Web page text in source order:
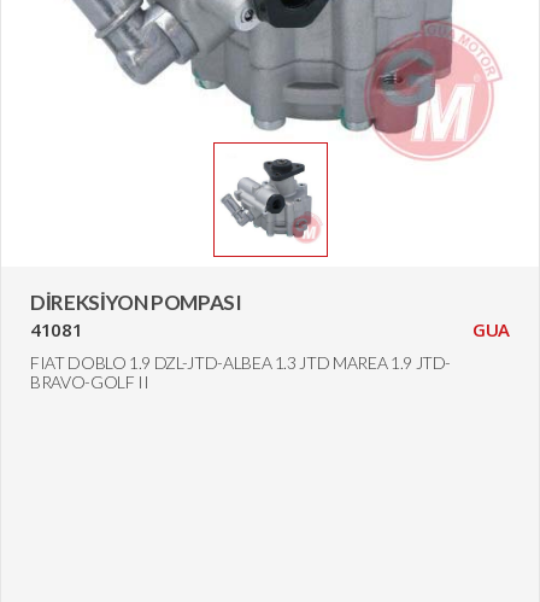
DİREKSİYON POMPASI
41081 GUA
FIAT DOBLO 1.9 DZL-JTD-ALBEA 1.3 JTD MAREA 1.9 JTD-
BRAVO-GOLF II